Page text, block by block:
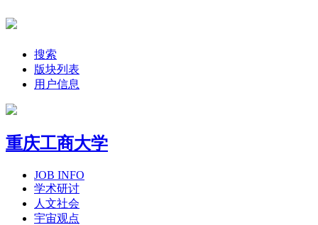
搜索
版块列表
用户信息
重庆工商大学
JOB INFO
学术研讨
人文社会
宇宙观点